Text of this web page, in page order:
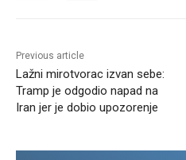
Previous article
Lažni mirotvorac izvan sebe:
Tramp je odgodio napad na
Iran jer je dobio upozorenje